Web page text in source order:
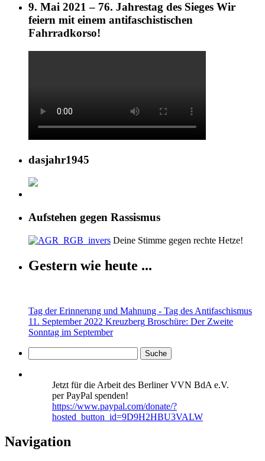
9. Mai 2021 – 76. Jahrestag des Sieges Wir
feiern mit einem antifaschistischen
Fahrradkorso!
dasjahr1945
Aufstehen gegen Rassismus
Deine Stimme gegen rechte Hetze!
Gestern wie heute ...
Tag der Erinnerung und Mahnung - Tag des Antifaschismus
11. September 2022 Kreuzberg Broschüre: Der Zweite
Sonntag im September
Jetzt für die Arbeit des Berliner VVN BdA e.V.
per PayPal spenden!
https://www.paypal.com/donate/?
hosted_button_id=9D9H2HBU3VALW
Navigation